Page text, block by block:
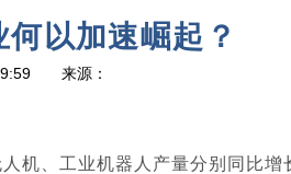
以加速崛起？
来源：
机、工业机器人产量分别同比